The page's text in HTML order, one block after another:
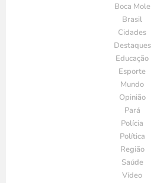
Boca Mole
Brasil
Cidades
Destaques
Educação
Esporte
Mundo
Opinião
Pará
Polícia
Política
Região
Saúde
Vídeo